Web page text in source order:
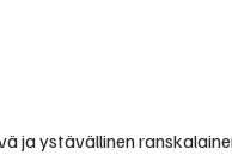
ja ystävällinen